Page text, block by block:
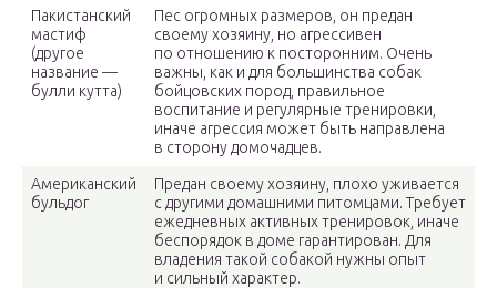
Пакистанский
мастиф
(другое
название —
булли кутта)
Пес огромных размеров, он предан
своему хозяину, но агрессивен
по отношению к посторонним. Очень
важны, как и для большинства собак
бойцовских пород, правильное
воспитание и регулярные тренировки,
иначе агрессия может быть направлена
в сторону домочадцев.
Американский
бульдог
Предан своему хозяину, плохо уживается
с другими домашними питомцами. Требует
ежедневных активных тренировок, иначе
беспорядок в доме гарантирован. Для
владения такой собакой нужны опыт
и сильный характер.